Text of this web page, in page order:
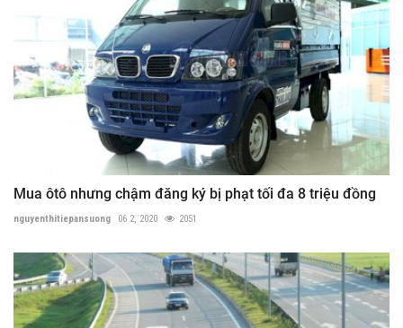
Mua ôtô nhưng chậm đăng ký bị phạt tối đa 8 triệu đồng
nguyenthitiepansuong 06 2, 2020 2051